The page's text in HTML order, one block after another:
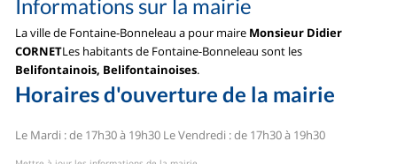
Informations sur la mairie
La ville de Fontaine-Bonneleau a pour maire Monsieur Didier
CORNETLes habitants de Fontaine-Bonneleau sont les
Belifontainois, Belifontainoises.
Horaires d'ouverture de la mairie
Le Mardi : de 17h30 à 19h30 Le Vendredi : de 17h30 à 19h30